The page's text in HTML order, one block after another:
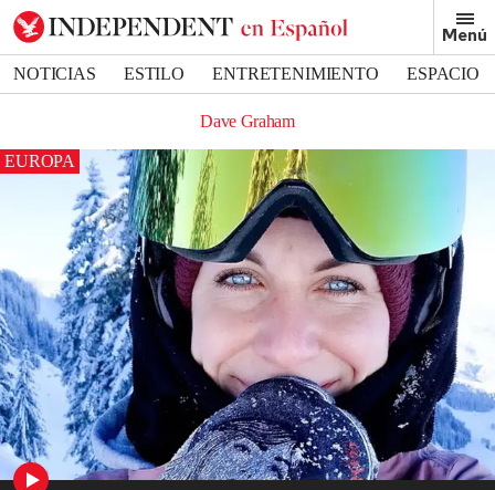
Menú
NOTICIAS ESTILO ENTRETENIMIENTO
ESPACIO
Dave Graham
EUROPA